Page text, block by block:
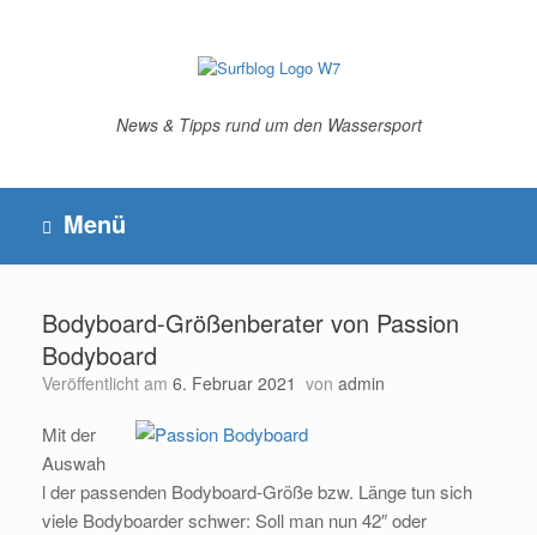
News & Tipps rund um den Wassersport
Menü
Bodyboard-Größenberater von Passion
Bodyboard
Veröffentlicht am 6. Februar 2021 von admin
Mit der
Auswah
l der passenden Bodyboard-Größe bzw. Länge tun sich
viele Bodyboarder schwer: Soll man nun 42″ oder